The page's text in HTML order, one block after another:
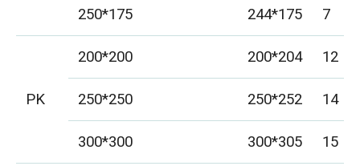
250*175
244*175 7
PK
200*200 200*204
12
250*250
250*252
14
300*300
300*305 15